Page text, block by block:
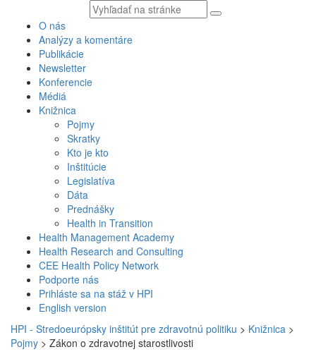
Vyhľadávaný
text
O nás
Analýzy a komentáre
Publikácie
Newsletter
Konferencie
Médiá
Knižnica
Pojmy
Skratky
Kto je kto
Inštitúcie
Legislatíva
Dáta
Prednášky
Health in Transition
Health Management Academy
Health Research and Consulting
CEE Health Policy Network
Podporte nás
Prihláste sa na stáž v HPI
English version
HPI - Stredoeurópsky inštitút pre zdravotnú politiku > Knižnica >
Pojmy > Zákon o zdravotnej starostlivosti